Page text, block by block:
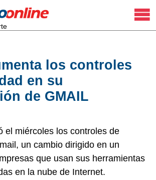
los controles
en su
de GMAIL
el miércoles los controles de
un cambio dirigido en un
que usan sus herramientas
en la nube de Internet.